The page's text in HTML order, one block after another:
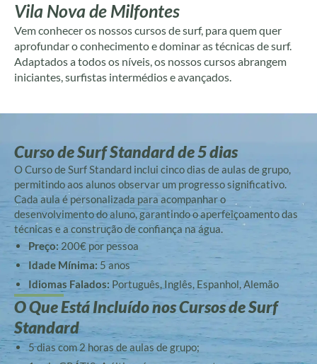
Vila Nova de Milfontes
Vem conhecer os nossos cursos de surf, para quem quer
aprofundar o conhecimento e dominar as técnicas de surf.
Adaptados a todos os níveis, os nossos cursos abrangem
iniciantes, surfistas intermédios e avançados.
Curso de Surf Standard de 5 dias
O Curso de Surf Standard inclui cinco dias de aulas de grupo,
permitindo aos alunos observar um progresso significativo.
Cada aula é personalizada para acompanhar o
desenvolvimento do aluno, garantindo o aperfeiçoamento das
técnicas e a construção de confiança na água.
Preço: 200€ por pessoa
Idade Mínima: 5 anos
Idiomas Falados: Português, Inglês, Espanhol, Alemão
O Que Está Incluído nos Cursos de Surf
Standard
5 dias com 2 horas de aulas de grupo;